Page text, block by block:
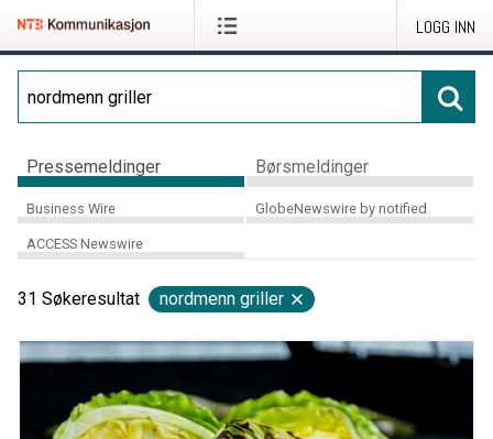
LOGG INN
Pressemeldinger Børsmeldinger
Business Wire GlobeNewswire by notified
ACCESS Newswire
31 Søkeresultat nordmenn griller